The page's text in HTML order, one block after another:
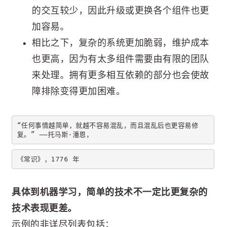
的交互较少，因此升级或更换各个组件也更
加容易。
相比之下，复杂的系统更加脆弱，维护成本
也更高，因为有太多组件需要由有限的团队
来处理。拥有更多相互依赖的部分也会使故
障排除变得更加困难。
“任何事情越简单，就越不容易混乱，而且混乱后也更容易修
复。” ——托马斯·潘恩，
《常识》，1776 年
具体到机器学习，简单的技术不一定比更复杂的
技术表现更差。
示例的非详尽列表包括：